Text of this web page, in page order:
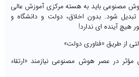
مصنوعی باید به هسته مرکزی آموزش عالی
شود. بدون اخلاق، دولت و دانشگاه و
آینده ای ندارد!
از طریق «فناوری دولت»
در عصر هوش مصنوعی نیازمند «ارتقاء